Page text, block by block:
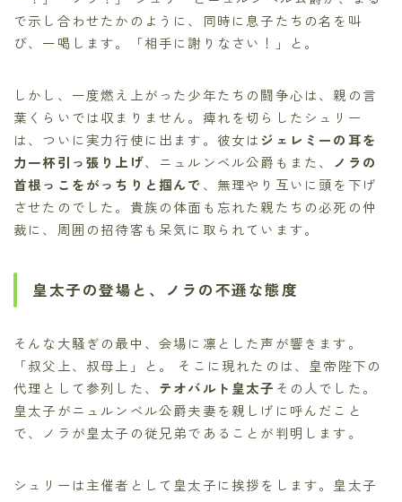
で示し合わせたかのように、同時に息子たちの名を叫
び、一喝します。「相手に謝りなさい！」と。
しかし、一度燃え上がった少年たちの闘争心は、親の言
葉くらいでは収まりません。痺れを切らしたシュリー
は、ついに実力行使に出ます。彼女はジェレミーの耳を
力一杯引っ張り上げ、ニュルンベル公爵もまた、 ノラの
首根っこをがっちりと掴んで、無理やり互いに頭を下げ
させたのでした。貴族の体面も忘れた親たちの必死の仲
裁に、周囲の招待客も呆気に取られています。
皇太子の登場と、ノラの不遜な態度
そんな大騒ぎの最中、会場に凛とした声が響きます。
「叔父上、叔母上」と。 そこに現れたのは、皇帝陛下の
代理として参列した、 テオバルト皇太子 その人でした。
皇太子がニュルンベル公爵夫妻を親しげに呼んだこと
で、ノラが皇太子の従兄弟であることが判明します。
シュリーは主催者として皇太子に挨拶をします。皇太子